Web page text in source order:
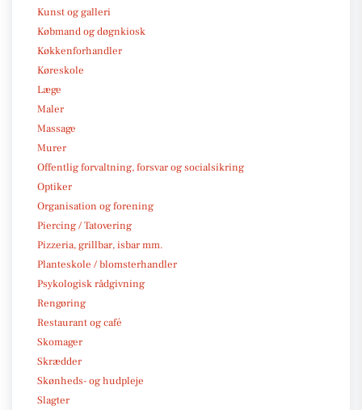
Kunst og galleri
Købmand og døgnkiosk
Køkkenforhandler
Køreskole
Læge
Maler
Massage
Murer
Offentlig forvaltning, forsvar og socialsikring
Optiker
Organisation og forening
Piercing / Tatovering
Pizzeria, grillbar, isbar mm.
Planteskole / blomsterhandler
Psykologisk rådgivning
Rengøring
Restaurant og café
Skomager
Skrædder
Skønheds- og hudpleje
Slagter